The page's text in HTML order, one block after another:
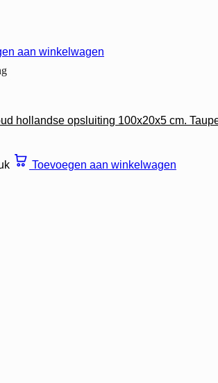
aan winkelwagen
hollandse opsluiting 100x20x5 cm.
Toevoegen aan winkelwagen